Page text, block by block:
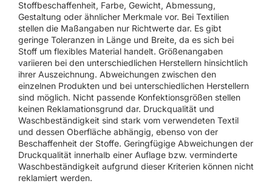
Stoffbeschaffenheit, Farbe, Gewicht, Abmessung,
Gestaltung oder ähnlicher Merkmale vor. Bei Textilien
stellen die Maßangaben nur Richtwerte dar. Es gibt
geringe Toleranzen in Länge und Breite, da es sich bei
Stoff um flexibles Material handelt. Größenangaben
variieren bei den unterschiedlichen Herstellern hinsichtlich
ihrer Auszeichnung. Abweichungen zwischen den
einzelnen Produkten und bei unterschiedlichen Herstellern
sind möglich. Nicht passende Konfektionsgrößen stellen
keinen Reklamationsgrund dar. Druckqualität und
Waschbeständigkeit sind stark vom verwendeten Textil
und dessen Oberfläche abhängig, ebenso von der
Beschaffenheit der Stoffe. Geringfügige Abweichungen der
Druckqualität innerhalb einer Auflage bzw. verminderte
Waschbeständigkeit aufgrund dieser Kriterien können nicht
reklamiert werden.